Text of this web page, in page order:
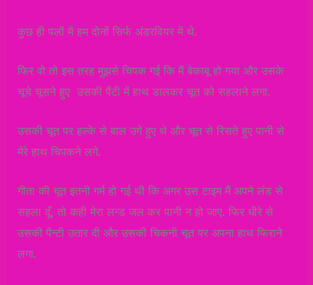
कुछ ही पलों में हम दोनों सिर्फ अंडरवियर में थे.
फिर वो तो इस तरह मुझसे चिपक गई कि मैं बेकाबू हो गया और उसके
चूचे चूसने हुए उसकी पैंटी में हाथ डालकर चूत को सहलाने लगा.
उसकी चूत पर हल्के से बाल उगे हुए थे और चूत से रिसते हुए पानी से
मेरे हाथ चिपकने लगे.
गीता की चूत इतनी गर्म हो गई थी कि अगर उस टाइम मैं अपने लंड से
सहला दूँ, तो कही मेरा लन्ड जल कर पानी न हो जाए. फिर धीरे से
उसकी पैन्टी उतार दी और उसकी चिकनी चूत पर अपना हाथ फिराने
लगा.